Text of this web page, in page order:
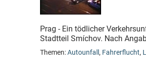
Prag - Ein tödlicher
Stadtteil Smíchov. Nach
Themen:Autounfall , Fahrerflucht,